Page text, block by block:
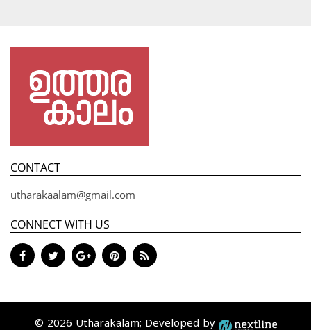
CONTACT
utharakaalam@gmail.com
CONNECT WITH US
© 2026 Utharakalam; Developed by